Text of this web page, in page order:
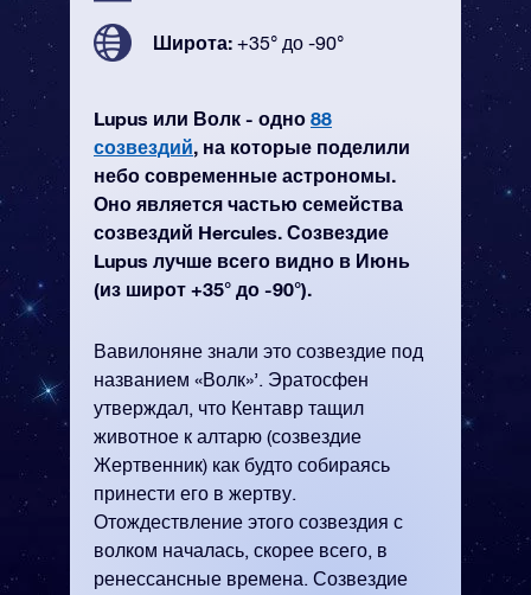
Широта: +35° до -90°
Lupus или Волк - одно 88
созвездий, на которые поделили
небо современные астрономы.
Оно является частью семейства
созвездий Hercules. Созвездие
Lupus лучше всего видно в Июнь
(из широт +35° до -90°).
Вавилоняне знали это созвездие под
названием «Волк»’. Эратосфен
утверждал, что Кентавр тащил
животное к алтарю (созвездие
Жертвенник) как будто собираясь
принести его в жертву.
Отождествление этого созвездия с
волком началась, скорее всего, в
ренессансные времена. Созвездие